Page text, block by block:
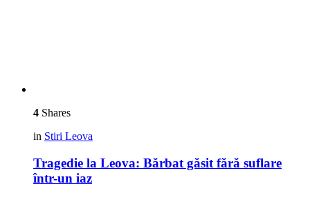
4 Shares
in Stiri Leova
Tragedie la Leova: Bărbat găsit fără suflare
într-un iaz